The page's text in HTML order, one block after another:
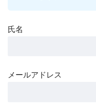
氏名
メールアドレス